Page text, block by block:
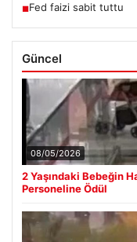
■Fed faizi sabit tuttu
Güncel
08/05/2026
2 Yaşındaki Bebeğin
Personeline Ödül